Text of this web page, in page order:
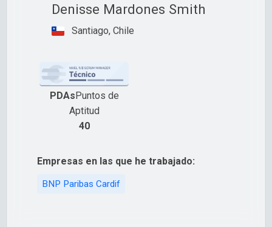
Denisse Mardones Smith
Santiago, Chile
PDAsPuntos de
Aptitud
40
Empresas en las que he trabajado:
BNP Paribas Cardif